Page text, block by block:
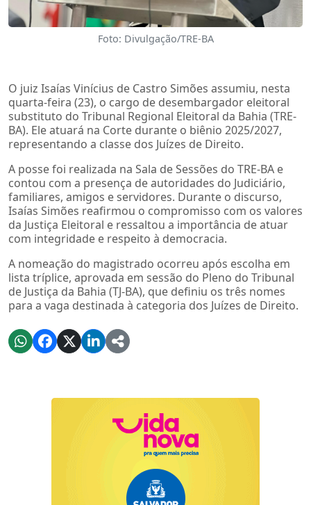
Foto: Divulgação/TRE-BA
O juiz Isaías Vinícius de Castro Simões assumiu, nesta
quarta-feira (23), o cargo de desembargador eleitoral
substituto do Tribunal Regional Eleitoral da Bahia (TRE-
BA). Ele atuará na Corte durante o biênio 2025/2027,
representando a classe dos Juízes de Direito.
A posse foi realizada na Sala de Sessões do TRE-BA e
contou com a presença de autoridades do Judiciário,
familiares, amigos e servidores. Durante o discurso,
Isaías Simões reafirmou o compromisso com os valores
da Justiça Eleitoral e ressaltou a importância de atuar
com integridade e respeito à democracia.
A nomeação do magistrado ocorreu após escolha em
lista tríplice, aprovada em sessão do Pleno do Tribunal
de Justiça da Bahia (TJ-BA), que definiu os três nomes
para a vaga destinada à categoria dos Juízes de Direito.